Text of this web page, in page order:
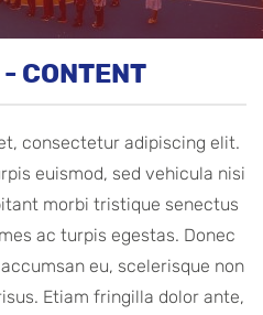
CONTENT
consectetur adipiscing elit.
euismod, sed vehicula nisi
morbi tristique senectus
ac turpis egestas. Donec
eu, scelerisque non
Etiam fringilla dolor ante,